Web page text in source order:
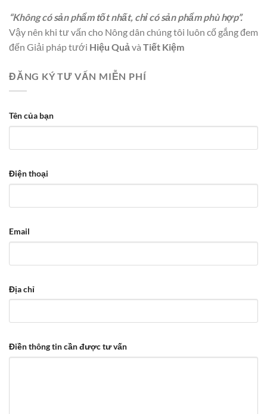
“Không có sản phẩm tốt nhất, chỉ có sản phẩm phù hợp”.
Vậy nên khi tư vấn cho Nông dân chúng tôi luôn cố gắng đem
đến Giải pháp tưới Hiệu Quảvà Tiết Kiệm
ĐĂNG KÝ TƯ VẤN MIỄN PHÍ
Tên của bạn
Điện thoại
Email
Địa chỉ
Điền thông tin cần được tư vấn